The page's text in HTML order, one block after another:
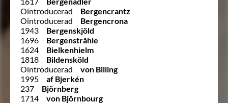
Ointroducerad
Bergencrantz
Ointroducerad
Bergencrona
1943
Bergenskjöld
1696
Bergenstråhle
1624
Bielkenhielm
1818
Bildensköld
Ointroducerad
von Billing
1995
af Bjerkén
237
Björnberg
1714
von Björnbourg